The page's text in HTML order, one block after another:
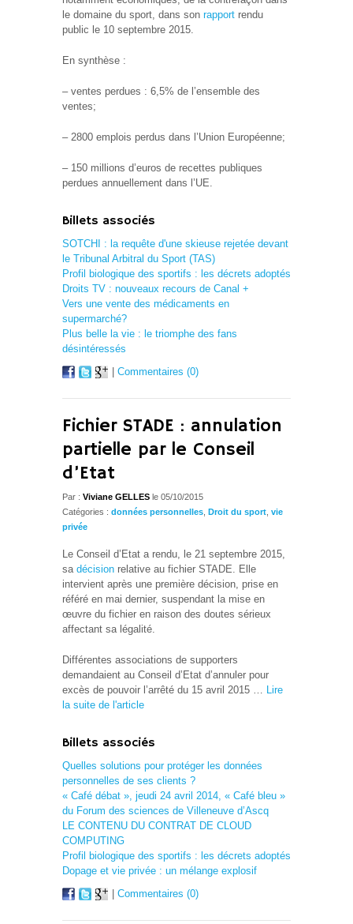
le domaine du sport, dans son rapport rendu
public le 10 septembre 2015.
En synthèse :
– ventes perdues : 6,5% de l’ensemble des
ventes;
– 2800 emplois perdus dans l’Union Européenne;
– 150 millions d’euros de recettes publiques
perdues annuellement dans l’UE.
Billets associés
SOTCHI : la requête d'une skieuse rejetée devant
le Tribunal Arbitral du Sport (TAS)
Profil biologique des sportifs : les décrets adoptés
Droits TV : nouveaux recours de Canal +
Vers une vente des médicaments en
supermarché?
Plus belle la vie : le triomphe des fans
désintéressés
Commentaires (0)
Fichier STADE : annulation
partielle par le Conseil
d’Etat
Par : Viviane GELLES le 05/10/2015
Catégories : données personnelles Droit du sport vie
privée
Le Conseil d’Etat a rendu, le 21 septembre 2015,
sa décision relative au fichier STADE. Elle
intervient après une première décision, prise en
référé en mai dernier, suspendant la mise en
œuvre du fichier en raison des doutes sérieux
affectant sa légalité.
Différentes associations de supporters
demandaient au Conseil d’Etat d’annuler pour
excès de pouvoir l’arrêté du 15 avril 2015 … Lire
la suite de l'article
Billets associés
Quelles solutions pour protéger les données
personnelles de ses clients ?
« Café débat », jeudi 24 avril 2014, « Café bleu »
du Forum des sciences de Villeneuve d’Ascq
LE CONTENU DU CONTRAT DE CLOUD
COMPUTING
Profil biologique des sportifs : les décrets adoptés
Dopage et vie privée : un mélange explosif
Commentaires (0)